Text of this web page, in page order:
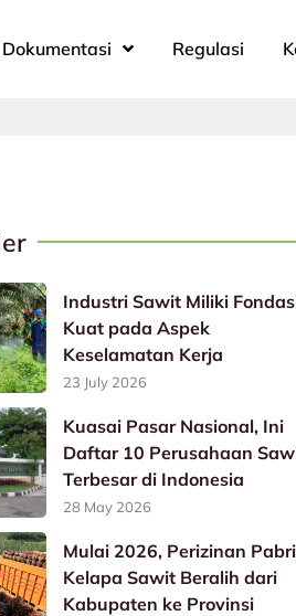
Dokumentasi Regulasi
Industri Sawit Miliki
Kuat pada Aspek
Keselamatan Kerja
23 July 2026
Kuasai Pasar Nasional, Ini
Daftar 10 Perusahaan
Terbesar di Indonesia
28 May 2026
Mulai 2026, Perizinan
Kelapa Sawit Beralih dari
Kabupaten ke Provinsi